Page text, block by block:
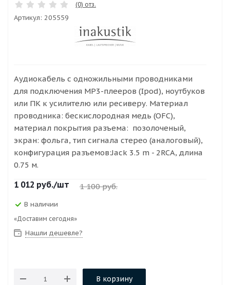
(0) отз.
Артикул: 205559
Аудиокабель с одножильными проводниками
для подключения MP3-плееров (Ipod), ноутбуков
или ПК к усилителю или ресиверу. Материал
проводника: бескислородная медь (OFC),
материал покрытия разъема: позолоченый,
экран: фольга, тип сигнала стерео (аналоговый),
конфигурация разъемов:Jack 3.5 m - 2RCA, длина
0.75 м.
1 012 руб./шт 1 100руб.
В наличии
«Доставим сегодня»
Нашли дешевле?
В корзину